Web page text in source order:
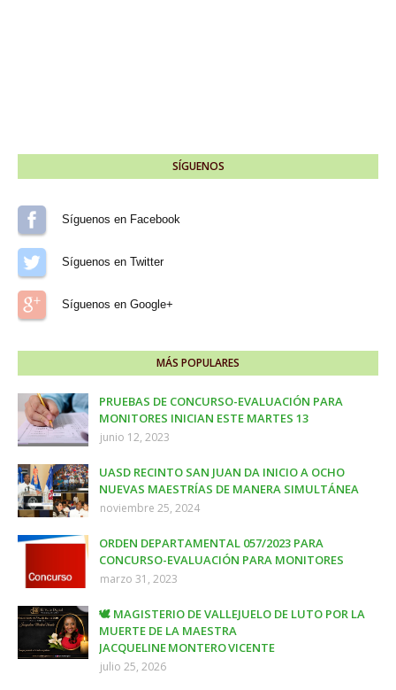
SÍGUENOS
Síguenos en Facebook
Síguenos en Twitter
Síguenos en Google+
MÁS POPULARES
PRUEBAS DE CONCURSO-EVALUACIÓN PARA
MONITORES INICIAN ESTE MARTES 13
junio 12, 2023
UASD RECINTO SAN JUAN DA INICIO A OCHO
NUEVAS MAESTRÍAS DE MANERA SIMULTÁNEA
noviembre 25, 2024
ORDEN DEPARTAMENTAL 057/2023 PARA
CONCURSO-EVALUACIÓN PARA MONITORES
marzo 31, 2023
🕊️ MAGISTERIO DE VALLEJUELO DE LUTO POR LA
MUERTE DE LA MAESTRA
JACQUELINE MONTERO VICENTE
julio 25, 2026